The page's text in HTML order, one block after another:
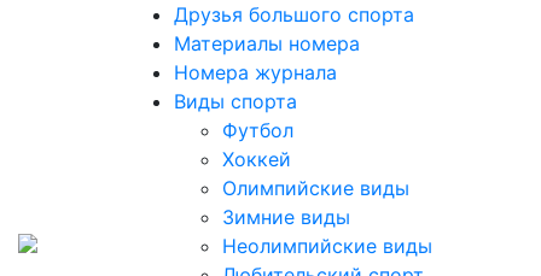
Друзья большого спорта
Материалы номера
Номера журнала
Виды спорта
Футбол
Хоккей
Олимпийские виды
Зимние виды
Неолимпийские виды